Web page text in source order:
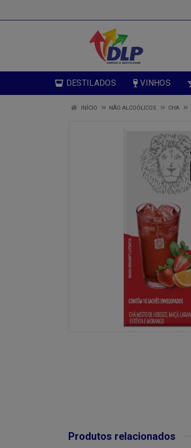
DESTILADOS VINHOS
INÍCIO NÃO ALCOÓLICOS CHA
Produtos relacionados